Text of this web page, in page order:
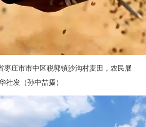
枣庄市市中区税郭镇沙沟村麦田，农民展
社发（孙中喆摄）